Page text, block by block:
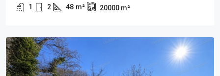
1 2 48 m² 20000 m²